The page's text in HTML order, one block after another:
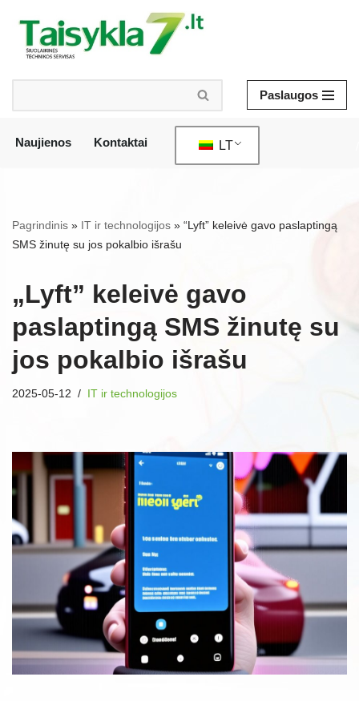
Pereiti
prie
turinio
Paslaugos
Naujienos Kontaktai LT
Pagrindinis » IT ir technologijos » “Lyft” keleivė gavo paslaptingą
SMS žinutę su jos pokalbio išrašu
„Lyft” keleivė gavo
paslaptingą SMS žinutę su
jos pokalbio išrašu
2025-05-12 IT ir technologijos